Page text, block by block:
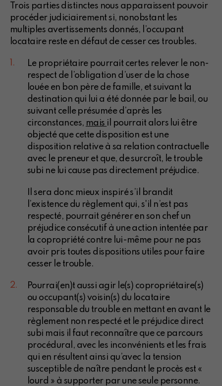
Trois parties distinctes nous apparaissent pouvoir
procéder judiciairement si, nonobstant les
multiples avertissements donnés, l’occupant
locataire reste en défaut de cesser ces troubles.
Le propriétaire pourrait certes relever le non-
respect de l’obligation d’user de la chose
louée en bon père de famille, et suivant la
destination qui lui a été donnée par le bail, ou
suivant celle présumée d’après les
circonstances, mais il pourrait alors lui être
objecté que cette disposition est une
disposition relative à sa relation contractuelle
avec le preneur et que, de surcroît, le trouble
subi ne lui cause pas directement préjudice.
Il sera donc mieux inspiré s’il brandit
l’existence du règlement qui, s'il n’est pas
respecté, pourrait générer en son chef un
préjudice consécutif à une action intentée par
la copropriété contre lui-même pour ne pas
avoir pris toutes dispositions utiles pour faire
cesser le trouble.
Pourrai(en)t aussi agir le(s) copropriétaire(s)
ou occupant(s) voisin(s) du locataire
responsable du trouble en mettant en avant le
règlement non respecté et le préjudice direct
subi mais il faut reconnaître que ce parcours
procédural, avec les inconvénients et les frais
qui en résultent ainsi qu’avec la tension
susceptible de naître pendant le procès est «
lourd » à supporter par une seule personne.